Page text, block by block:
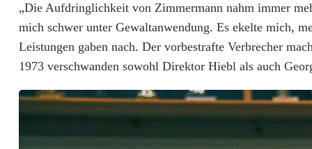
u
f
d
e
m
„Die Aufdringlichkeit von Zimmermann nahm immer
mich schwer unter Gewaltanwendung. Es ekelte mich,
Leistungen gaben nach. Der vorbestrafte Verbrecher
1973 verschwanden sowohl Direktor Hiebl als auch